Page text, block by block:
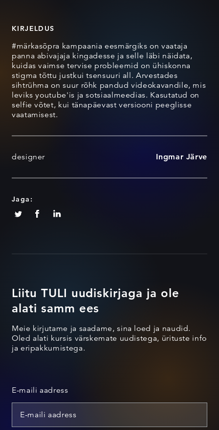
KIRJELDUS
#märkasõpra kampaania eesmärgiks on vaataja
panna abivajaja kingadesse ja selle läbi näidata,
kuidas vaimse tervise probleemid on ühiskonna
stigma tõttu justkui tsensuuri all. Arvestades
sihtrühma on suur rõhk pandud videokavandile, mis
leviks youtube'is ja sotsiaalmeedias. Kasutatud on
selfie võtet, kui tänapäevast versiooni peeglisse
vaatamisest.
designer Ingmar Järve
Jaga:
Liitu TULI uudiskirjaga ja ole
alati samm ees
Meie kirjutame ja saadame, sina loed ja naudid.
Oled alati kursis värskemate uudistega, ürituste info
ja eripakkumistega.
E-maili aadress